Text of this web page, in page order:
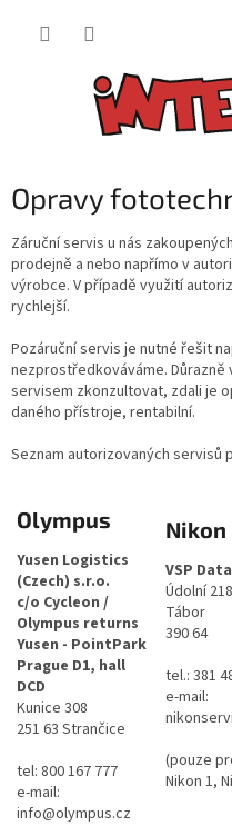
Opravy
Záruční servis u nás
prodejně a nebo napřímo v
výrobce. V případě využití
rychlejší.
Pozáruční servis je nutné řešit
nezprostředkováváme.
servisem zkonzultovat, zdali je
daného přístroje, rentabilní.
Seznam autorizovaných servisů
Olympus
Yusen Logistics
(Czech) s.r.o.
c/o Cycleon /
Olympus returns
Yusen - PointPark
Prague D1, hall
DCD
Kunice 308
251 63 Strančice
tel: 800 167 777
e-mail:
info@olympus.cz
Nikon
VSP
Údolní
Tábor
390 64
tel.: 381
e-mail:
(pouze
Nikon 1,